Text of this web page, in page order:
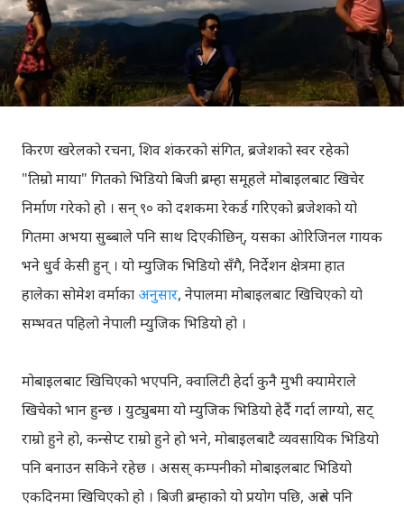
किरण खरेलको रचना, शिव शंकरको संगित, ब्रजेशको स्वर रहेको
"तिम्रो माया" गितको भिडियो बिजी ब्रम्हा समूहले मोबाइलबाट खिचेर
निर्माण गरेको हो । सन् ९० को दशकमा रेकर्ड गरिएको ब्रजेशको यो
गितमा अभया सुब्बाले पनि साथ दिएकीछिन्, यसका ओरिजिनल गायक
भने धुर्व केसी हुन् । यो म्युजिक भिडियो सँगै, निर्देशन क्षेत्रमा हात
हालेका सोमेश वर्माका अनुसार, नेपालमा मोबाइलबाट खिचिएको यो
सम्भवत पहिलो नेपाली म्युजिक भिडियो हो ।
मोबाइलबाट खिचिएको भएपनि, क्वालिटी हेर्दा कुनै मुभी क्यामेराले
खिचेको भान हुन्छ । युट्युबमा यो म्युजिक भिडियो हेर्दै गर्दा लाग्यो, सट्
राम्रो हुने हो, कन्सेप्ट राम्रो हुने हो भने, मोबाइलबाटै व्यवसायिक भिडियो
पनि बनाउन सकिने रहेछ । असस्‌ कम्पनीको मोबाइलबाट भिडियो
एकदिनमा खिचिएको हो । बिजी ब्रम्हाको यो प्रयोग पछि, अरुले पनि